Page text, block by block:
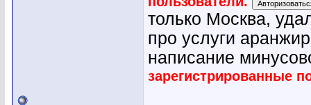
только Москва,
про услуги
написание
зарегистрированные